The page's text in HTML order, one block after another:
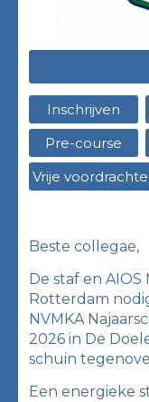
Inschrijven
Pre-course
Vrije
Beste collegae,
De staf en AIOS
Rotterdam
NVMKA
2026 in De
schuin
Een energieke